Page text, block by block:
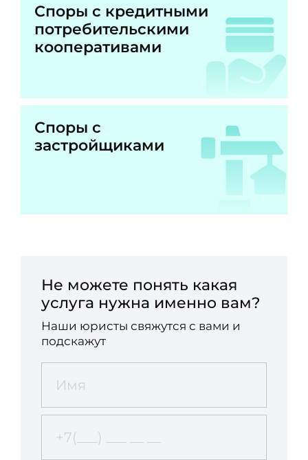
Споры с кредитными
потребительскими
кооперативами
Споры с
застройщиками
Не можете понять какая
услуга нужна именно вам?
Наши юристы свяжутся с вами и
подскажут